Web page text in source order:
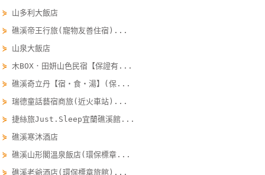
員
戶
服
聯
絡
單
⋟ 山多利大飯店
⋟礁溪帝王行旅(寵物友善住宿)...
⋟ 山泉大飯店
⋟木BOX．田妍山色民宿【保證有...
⋟礁溪奇立丹【宿‧食‧湯】(保...
⋟瑞德童話藝宿商旅(近火車站)...
⋟捷絲旅Just.Sleep宜蘭礁溪館...
⋟礁溪寒沐酒店
⋟礁溪山形閣溫泉飯店(環保標章...
⋟礁溪老爺酒店(環保標章旅館)...